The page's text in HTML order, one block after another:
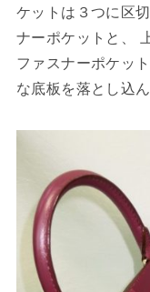
ケットは３つに区
ナーポケットと、
ファスナーポケッ
な底板を落とし込ん